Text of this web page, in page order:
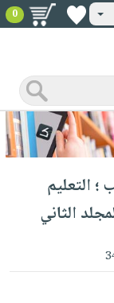
0
التعليم